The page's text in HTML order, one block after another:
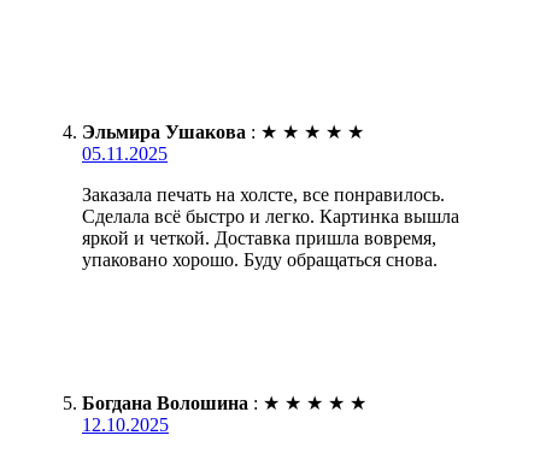
Эльмира Ушакова : ★ ★ ★ ★ ★
05.11.2025
Заказала печать на холсте, все понравилось.
Сделала всё быстро и легко. Картинка вышла
яркой и четкой. Доставка пришла вовремя,
упаковано хорошо. Буду обращаться снова.
Богдана Волошина : ★ ★ ★ ★ ★
12.10.2025